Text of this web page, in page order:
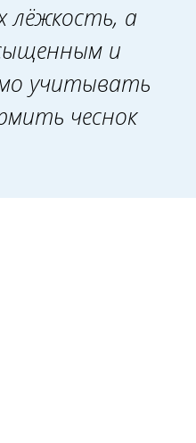
лёжкость, а
и
учитывать
чеснок